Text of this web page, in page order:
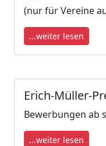
(nur für Vereine
...weiter lesen
Erich-Müller-
Bewerbungen ab
...weiter lesen